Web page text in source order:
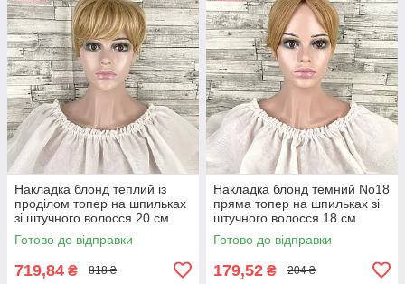
Накладка блонд теплий із
проділом топер на шпильках
зі штучного волосся 20 см
Готово до відправки
719,84 ₴ 818 ₴
Накладка блонд темний No18
пряма топер на шпильках зі
штучного волосся 18 см
Готово до відправки
179,52 ₴ 204 ₴